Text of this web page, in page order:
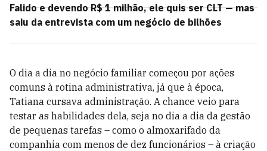
Falido e devendo R$ 1 milhão, ele quis ser CLT — mas
saiu da entrevista com um negócio de bilhões
O dia a dia no negócio familiar começou por ações
comuns à rotina administrativa, já que à época,
Tatiana cursava administração. A chance veio para
testar as habilidades dela, seja no dia a dia da gestão
de pequenas tarefas – como o almoxarifado da
companhia com menos de dez funcionários – à criação